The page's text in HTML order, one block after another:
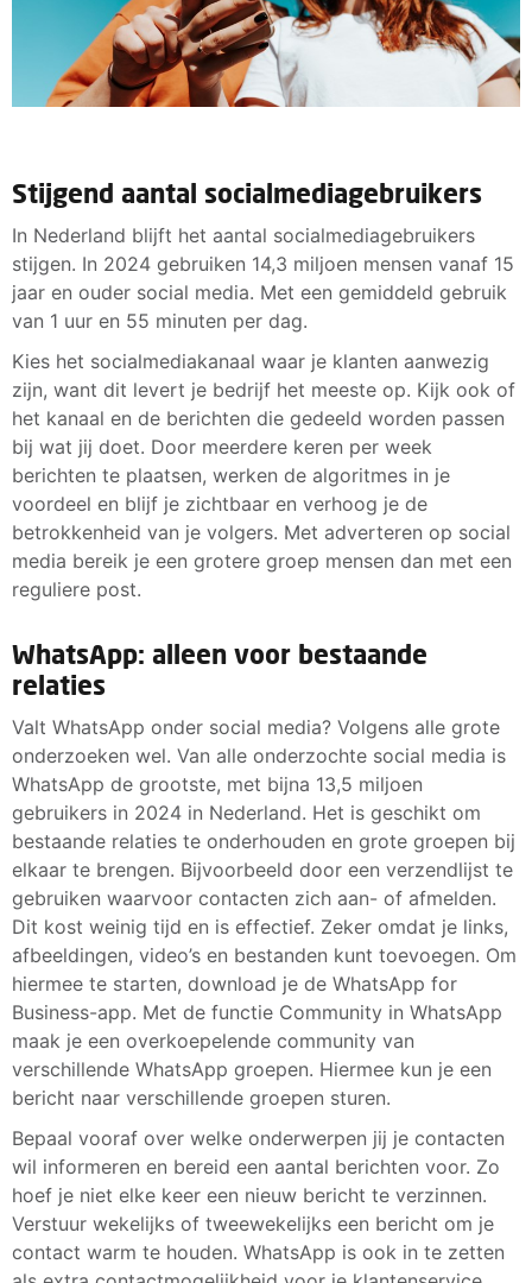
Stijgend aantal socialmediagebruikers
In Nederland blijft het aantal socialmediagebruikers
stijgen. In 2024 gebruiken 14,3 miljoen mensen vanaf 15
jaar en ouder social media. Met een gemiddeld gebruik
van 1 uur en 55 minuten per dag.
Kies het socialmediakanaal waar je klanten aanwezig
zijn, want dit levert je bedrijf het meeste op. Kijk ook of
het kanaal en de berichten die gedeeld worden passen
bij wat jij doet. Door meerdere keren per week
berichten te plaatsen, werken de algoritmes in je
voordeel en blijf je zichtbaar en verhoog je de
betrokkenheid van je volgers. Met adverteren op social
media bereik je een grotere groep mensen dan met een
reguliere post.
WhatsApp: alleen voor bestaande
relaties
Valt WhatsApp onder social media? Volgens alle grote
onderzoeken wel. Van alle onderzochte social media is
WhatsApp de grootste, met bijna 13,5 miljoen
gebruikers in 2024 in Nederland. Het is geschikt om
bestaande relaties te onderhouden en grote groepen bij
elkaar te brengen. Bijvoorbeeld door een verzendlijst te
gebruiken waarvoor contacten zich aan- of afmelden.
Dit kost weinig tijd en is effectief. Zeker omdat je links,
afbeeldingen, video’s en bestanden kunt toevoegen. Om
hiermee te starten, download je de WhatsApp for
Business-app. Met de functie Community in WhatsApp
maak je een overkoepelende community van
verschillende WhatsApp groepen. Hiermee kun je een
bericht naar verschillende groepen sturen.
Bepaal vooraf over welke onderwerpen jij je contacten
wil informeren en bereid een aantal berichten voor. Zo
hoef je niet elke keer een nieuw bericht te verzinnen.
Verstuur wekelijks of tweewekelijks een bericht om je
contact warm te houden. WhatsApp is ook in te zetten